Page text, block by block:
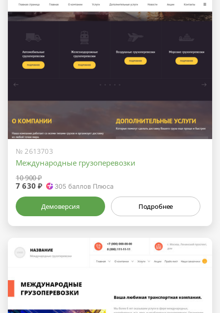
№ 2613703
Международные грузоперевозки
10 900 ₽
7 630 ₽ 305 баллов Плюса
Демоверсия Подробнее